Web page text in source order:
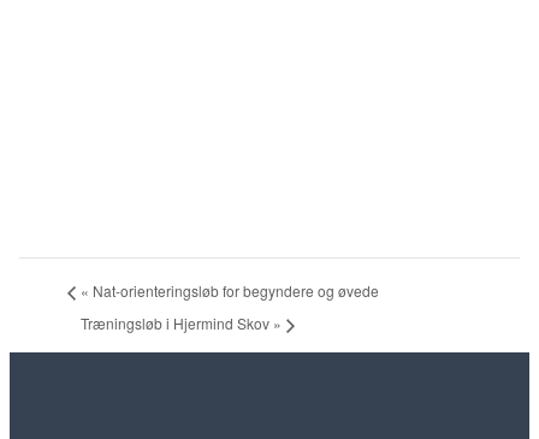
« Nat-orienteringsløb for begyndere og øvede
Træningsløb i Hjermind Skov »